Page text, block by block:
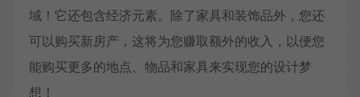
域！它还包含经济元素。除了家具和装饰品外，您还
可以购买新房产，这将为您赚取额外的收入，以便您
能购买更多的地点、物品和家具来实现您的设计梦
想！